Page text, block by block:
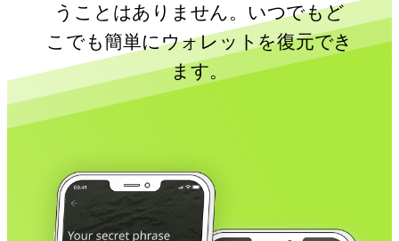
うことはありません。いつでもど
こでも簡単にウォレットを復元でき
ます。